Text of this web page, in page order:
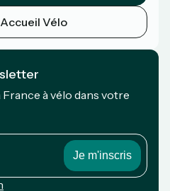
Accueil Vélo
France à vélo dans votre